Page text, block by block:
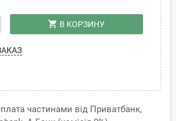
shopping_cart В КОРЗИНУ
частинами від Приватбанк,